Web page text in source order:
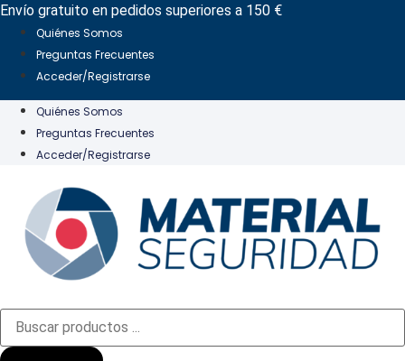
Ir
contenido
Envío gratuito en pedidos superiores a 150 €
Quiénes Somos
Preguntas Frecuentes
Acceder/Registrarse
Quiénes Somos
Preguntas Frecuentes
Acceder/Registrarse
Búsqueda
productos